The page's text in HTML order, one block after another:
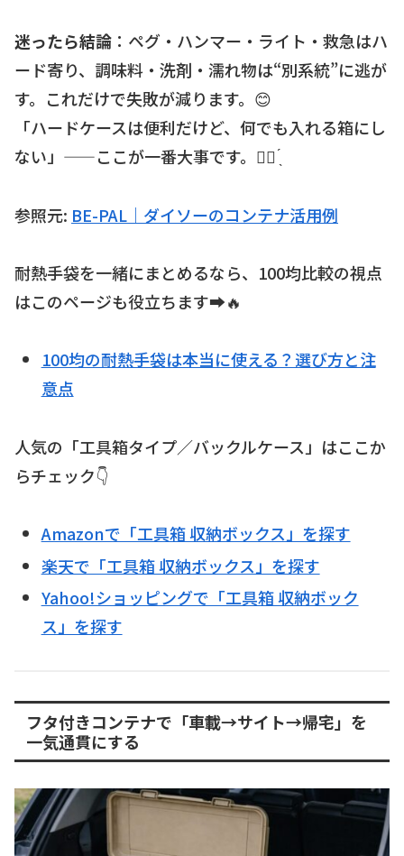
迷ったら結論 ：ペグ・ハンマー・ライト・救急はハ
ード寄り、調味料・洗剤・濡れ物は“別系統”に逃が
す。これだけで失敗が減ります。😊
「ハードケースは便利だけど、何でも入れる箱にし
ない」——ここが一番大事です。☝🏻 ̖́
参照元: BE-PAL｜ダイソーのコンテナ活用例
耐熱手袋を一緒にまとめるなら、100均比較の視点
はこのページも役立ちます➡️🔥
100均の耐熱手袋は本当に使える？選び方と注
意点
人気の「工具箱タイプ／バックルケース」はここか
らチェック👇
Amazonで「工具箱 収納ボックス」を探す
楽天で「工具箱 収納ボックス」を探す
Yahoo!ショッピングで「工具箱 収納ボック
ス」を探す
フタ付きコンテナで「車載→サイト→帰宅」を
一気通貫にする